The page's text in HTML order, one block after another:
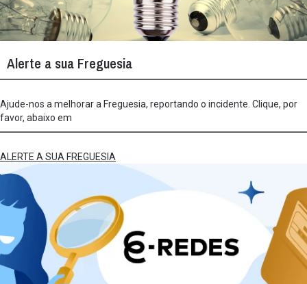
Alerte a sua Freguesia
Ajude-nos a melhorar a Freguesia, reportando o incidente. Clique, por
favor, abaixo em
ALERTE A SUA FREGUESIA